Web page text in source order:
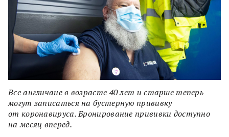
Все англичане в возрасте 40 лет и старше теперь
могут записаться на бустерную прививку
от коронавируса. Бронирование прививки доступно
на месяц вперед.